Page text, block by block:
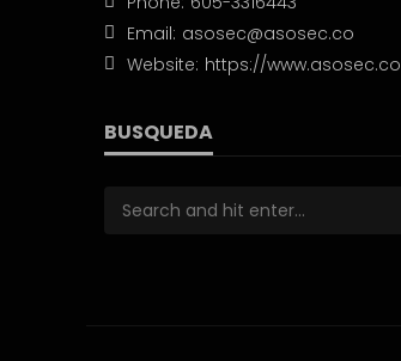
Email: asosec@asosec.co
Website: https://www.asosec.co
BUSQUEDA